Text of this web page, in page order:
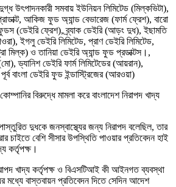
উৎপাদনকারী সমবায় ইউনিয়ন লিমিটেড (মিল্কভিটা),
আকিজ ফুড অ্যান্ড বেভারেজ (ফার্ম ফ্রেশ), বারো
(ডেইরি ফ্রেশ), ব্র্যাক ডেইরি (আড়ং দুধ), ইছামতি
ইগলু ডেইরি লিমিটেড, প্রাণ ডেইরি লিমিটেড,
মিল্ক) ও তানিয়া ডেইরি অ্যান্ড ফুড প্রডাক্টস।,
ড্যানিশ ডেইরি ফার্ম লিমিটেডের (আয়রান),
বাংলা ডেইরি ফুড ইন্ডাস্ট্রিজের (আরওয়া)
বিরুদ্ধে মামলা করে বাংলাদেশ নিরাপদ খাদ্য
দুধকে জনস্বাস্থ্যের জন্য নিরাপদ বলেছিল, তার
চাইতে বেশি সীসার উপস্থিতি পাওয়ার প্রতিবেদন হাই
কর্তৃপক্ষ।
খাদ্য কর্তৃপক্ষ ও বিএসটিআই কী আইনগত ব্যবস্থা
মধ্যে বাস্তবায়ন প্রতিবেদন দিতে সেদিন আদেশ